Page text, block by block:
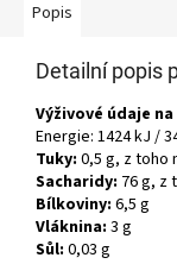
Popis
Detailní popis
Výživové údaje
Energie: 1424 kJ /
Tuky: 0,5 g, z toho
Sacharidy: 76 g, z
Bílkoviny: 6,5 g
Vláknina: 3 g
Sůl: 0,03 g